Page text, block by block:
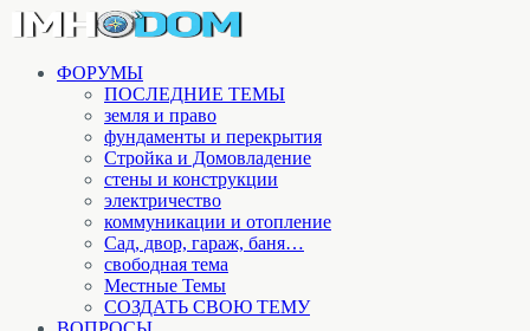
ФОРУМЫ
ПОСЛЕДНИЕ ТЕМЫ
земля и право
фундаменты и перекрытия
Стройка и Домовладение
стены и конструкции
электричество
коммуникации и отопление
Cад, двор, гараж, баня…
свободная тема
Местные Темы
СОЗДАТЬ СВОЮ ТЕМУ